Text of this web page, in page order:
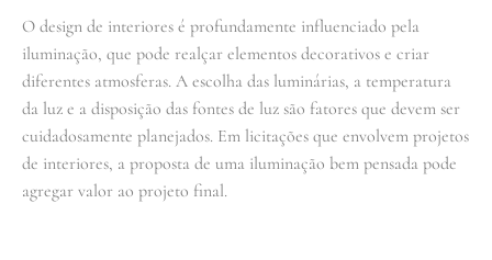
O design de interiores é profundamente influenciado pela
iluminação, que pode realçar elementos decorativos e criar
diferentes atmosferas. A escolha das luminárias, a temperatura
da luz e a disposição das fontes de luz são fatores que devem ser
cuidadosamente planejados. Em licitações que envolvem projetos
de interiores, a proposta de uma iluminação bem pensada pode
agregar valor ao projeto final.